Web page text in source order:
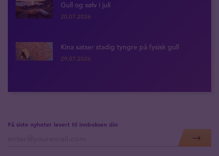
Gull og sølv i juli
20.07.2026
Kina satser stadig tyngre på fysisk gull
29.07.2026
Få siste nyheter levert til innboksen din